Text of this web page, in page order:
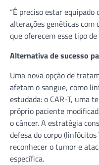
“É preciso estar
alterações genéticas com
que oferecem esse tipo
Alternativa de sucesso
Uma nova opção de
afetam o sangue, como
estudada: o CAR-T, uma
próprio paciente
o câncer. A estratégia
defesa do corpo
reconhecer o tumor e
específica.